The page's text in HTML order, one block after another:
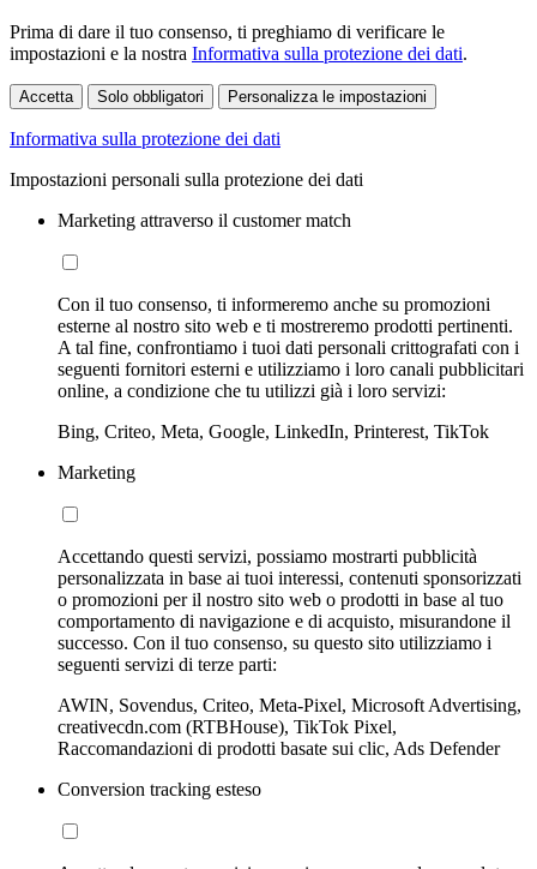
Prima di dare il tuo consenso, ti preghiamo di verificare le
impostazioni e la nostra Informativa sulla protezione dei dati.
Accetta Solo obbligatori Personalizza le impostazioni
Informativa sulla protezione dei dati
Impostazioni personali sulla protezione dei dati
Marketing attraverso il customer match
Con il tuo consenso, ti informeremo anche su promozioni
esterne al nostro sito web e ti mostreremo prodotti pertinenti.
A tal fine, confrontiamo i tuoi dati personali crittografati con i
seguenti fornitori esterni e utilizziamo i loro canali pubblicitari
online, a condizione che tu utilizzi già i loro servizi:
Bing, Criteo, Meta, Google, LinkedIn, Printerest, TikTok
Marketing
Accettando questi servizi, possiamo mostrarti pubblicità
personalizzata in base ai tuoi interessi, contenuti sponsorizzati
o promozioni per il nostro sito web o prodotti in base al tuo
comportamento di navigazione e di acquisto, misurandone il
successo. Con il tuo consenso, su questo sito utilizziamo i
seguenti servizi di terze parti:
AWIN, Sovendus, Criteo, Meta-Pixel, Microsoft Advertising,
creativecdn.com (RTBHouse), TikTok Pixel,
Raccomandazioni di prodotti basate sui clic, Ads Defender
Conversion tracking esteso